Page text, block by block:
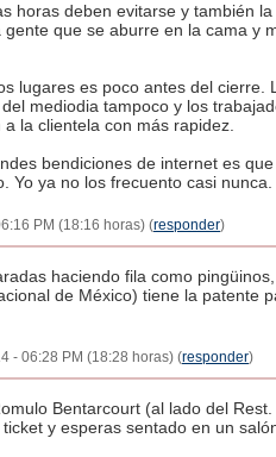
horas deben evitarse y también
que se aburre en la cama y
lugares es poco antes del cierre.
mediodia tampoco y los
la clientela con más rapidez.
bendiciones de internet es
Yo ya no los frecuento casi nunca.
PM (18:16 horas) (responder)
haciendo fila como
de México) tiene la patente
- 06:28 PM (18:28 horas) (responder)
Bentarcourt (al lado del
y esperas sentado en un